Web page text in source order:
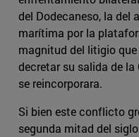
del Dodecaneso, la del
marítima por la
magnitud del litigio
decretar su salida de la
se reincorporara.
Si bien este conflicto
segunda mitad del